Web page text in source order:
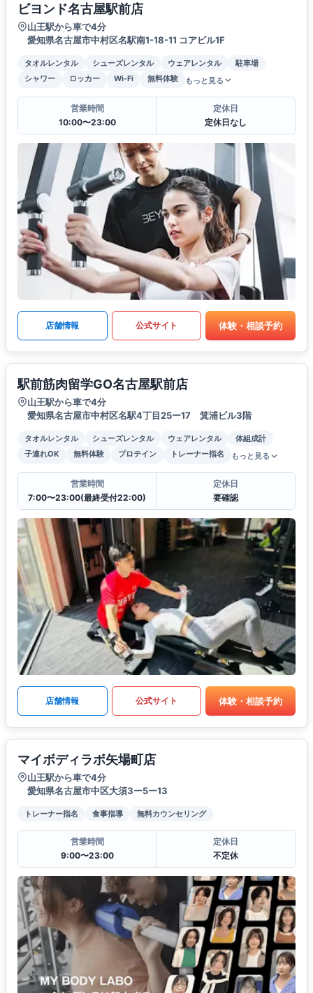
ビヨンド名古屋駅前店
山王駅から車で4分
愛知県名古屋市中村区名駅南1-18-11 コアビル1F
タオルレンタル シューズレンタル ウェアレンタル
駐車場
シャワー
ロッカー Wi-Fi 無料体験 もっと見る
営業時間
10:00〜23:00
定休日
定休日なし
店舗情報 公式サイト 体験・相談予約
駅前筋肉留学GO名古屋駅前店
山王駅から車で4分
愛知県名古屋市中村区名駅4丁目25ー17 箕浦ビル3階
タオルレンタル シューズレンタル ウェアレンタル
体組成計
子連れOK
無料体験 プロテイン トレーナー指名 もっと見る
営業時間
7:00〜23:00(最終受付22:00)
定休日
要確認
店舗情報 公式サイト 体験・相談予約
マイボディラボ矢場町店
山王駅から車で4分
愛知県名古屋市中区大須3ー5ー13
トレーナー指名 食事指導 無料カウンセリング
営業時間
9:00〜23:00
定休日
不定休